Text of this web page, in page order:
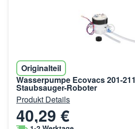
Originalteil
Wasserpumpe Ecovacs 201-
Staubsauger-Roboter
Produkt Details
40,29 €